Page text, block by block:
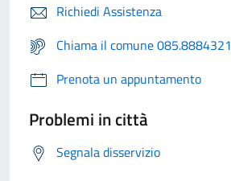
Richiedi Assistenza
Chiama il comune 085.8884321
Prenota un appuntamento
Problemi in città
Segnala disservizio